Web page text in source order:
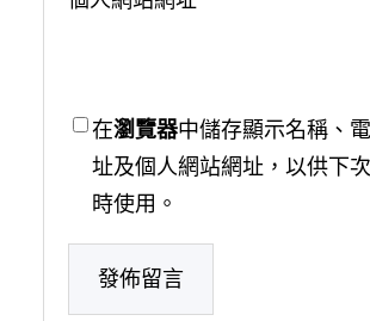
在瀏覽器中儲存顯示名稱、
址及個人網站網址，以供下
時使用。